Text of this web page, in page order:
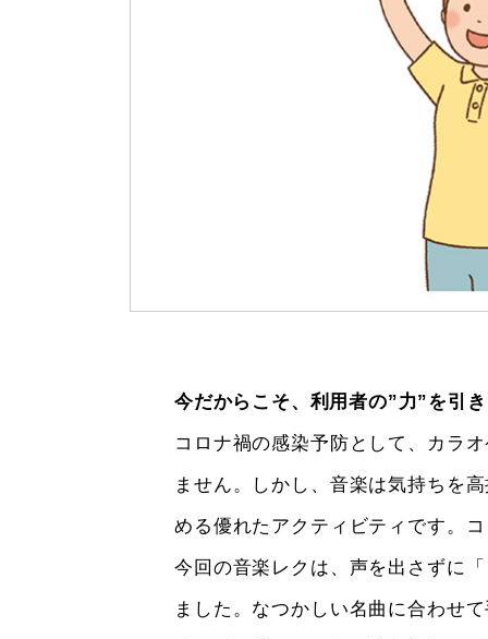
今だからこそ、利用者の”力”を引
コロナ禍の感染予防として、カラ
ません。しかし、音楽は気持ちを
める優れたアクティビティです。
今回の音楽レクは、声を出さずに
ました。なつかしい名曲に合わせ